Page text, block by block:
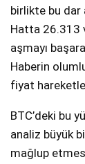
birlikte bu dar
Hatta 26.313
aşmayı
Haberin
fiyat
BTC’deki bu
analiz büyük
mağlup